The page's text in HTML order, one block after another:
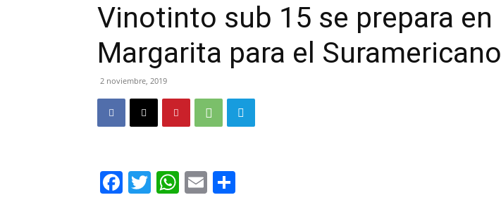
Vinotinto sub 15 se prepara en
Margarita para el Suramericano
2 noviembre, 2019
Facebook
Twitter
WhatsApp
Email